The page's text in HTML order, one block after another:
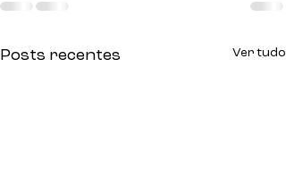
Posts recentes Ver tudo